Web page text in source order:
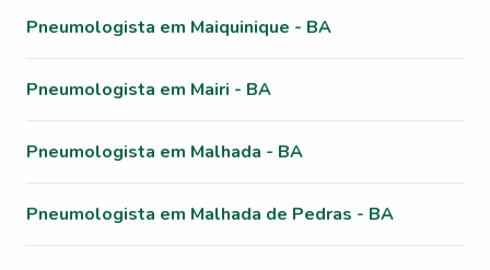
Pneumologista em Maiquinique - BA
Pneumologista em Mairi - BA
Pneumologista em Malhada - BA
Pneumologista em Malhada de Pedras - BA